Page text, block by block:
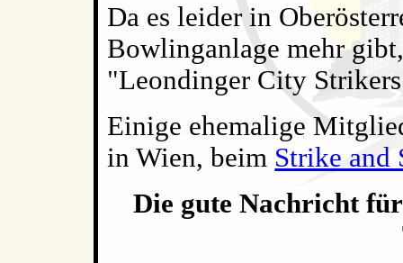
Da es leider in
Bowlinganlage mehr
"Leondinger City
Einige ehemalige
in Wien, beim Strike and
Die gute Nachricht